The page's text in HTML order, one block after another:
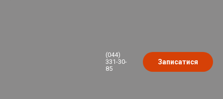
(044)
331-30-
85
Записатися